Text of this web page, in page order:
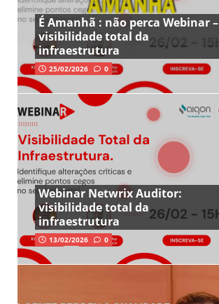
É Amanhã : não perca Webinar –
visibilidade total da
infraestrutura
25/02/2026 0
Webinar Netwrix Auditor:
visibilidade total da
infraestrutura
13/02/2026 0